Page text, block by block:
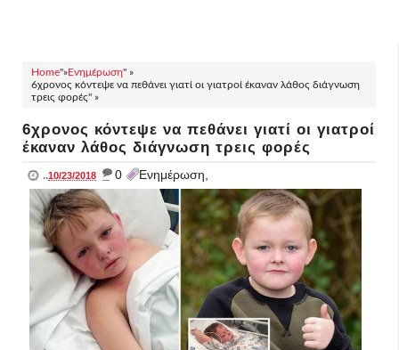
Home"»Ενημέρωση" »
6χρονος κόντεψε να πεθάνει γιατί οι γιατροί έκαναν λάθος διάγνωση
τρεις φορές" »
6χρονος κόντεψε να πεθάνει γιατί οι γιατροί
έκαναν λάθος διάγνωση τρεις φορές
..10/23/2018 _ 0 Ενημέρωση,